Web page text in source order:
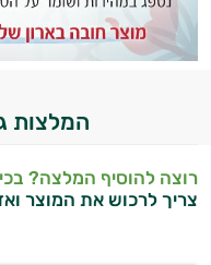
המלצות
רוצה להוסיף המלצה?
צריך לרכוש את המוצר